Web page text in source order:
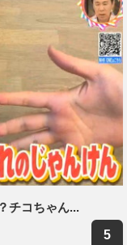
チコちゃん...